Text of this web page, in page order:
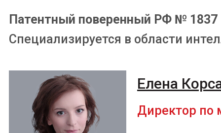
Патентный поверенный РФ № 1837
Специализируется в области
Елена
Директор по